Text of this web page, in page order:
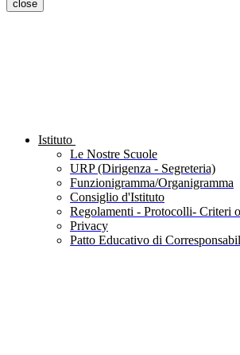
close
Istituto
Le Nostre Scuole
URP (Dirigenza - Segreteria)
Funzionigramma/Organigramma
Consiglio d'Istituto
Regolamenti - Protocolli- Criteri
Privacy
Patto Educativo di